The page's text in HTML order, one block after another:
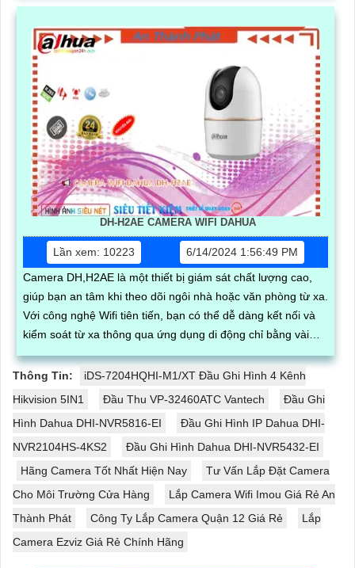
DH-H2AE CAMERA WIFI DAHUA
Lần xem: 10223
6/14/2024 1:56:49 PM
Camera DH,H2AE là một thiết bị giám sát chất lượng cao,
giúp bạn an tâm khi theo dõi ngôi nhà hoặc văn phòng từ xa.
Với công nghệ Wifi tiên tiến, bạn có thể dễ dàng kết nối và
kiểm soát từ xa thông qua ứng dụng di động chỉ bằng vài
thao tác đơn giản
Thông Tin:
iDS-7204HQHI-M1/XT Đầu Ghi Hình 4 Kênh
Hikvision 5IN1
Đầu Thu VP-32460ATC Vantech
Đầu Ghi
Hình Dahua DHI-NVR5816-EI
Đầu Ghi Hình IP Dahua DHI-
NVR2104HS-4KS2
Đầu Ghi Hình Dahua DHI-NVR5432-EI
Hãng Camera Tốt Nhất Hiện Nay
Tư Vấn Lắp Đặt Camera
Cho Môi Trường Cửa Hàng
Lắp Camera Wifi Imou Giá Rẻ An
Thành Phát
Công Ty Lắp Camera Quận 12 Giá Rẻ
Lắp
Camera Ezviz Giá Rẻ Chính Hãng